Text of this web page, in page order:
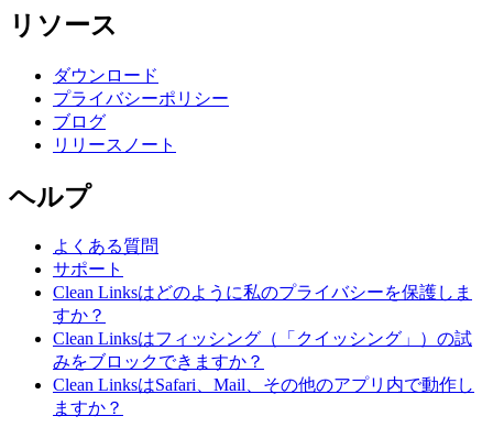
リソース
ダウンロード
プライバシーポリシー
ブログ
リリースノート
ヘルプ
よくある質問
サポート
Clean Linksはどのように私のプライバシーを保護しま
すか？
Clean Linksはフィッシング（「クイッシング」）の試
みをブロックできますか？
Clean LinksはSafari、Mail、その他のアプリ内で動作し
ますか？